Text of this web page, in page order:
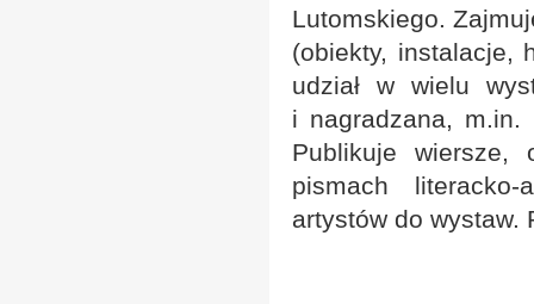
Lutomskiego.
(obiekty, instalacje,
udział w wielu
i nagradzana, m.in.
Publikuje wiersze,
pismach
artystów do wystaw.